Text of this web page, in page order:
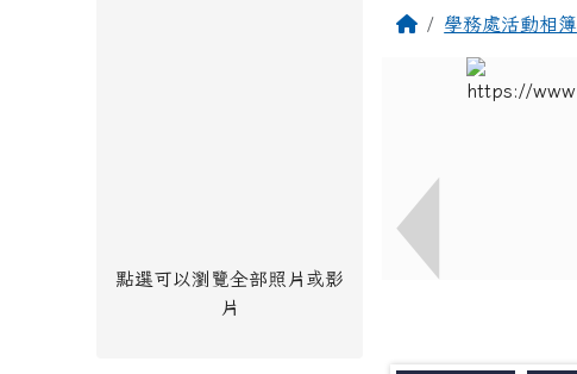
點選可以瀏覽全部照片或影
片
回首頁學務處活動相簿